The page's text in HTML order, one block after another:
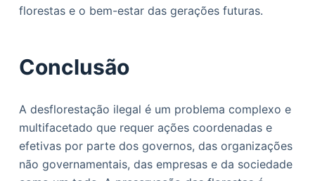
florestas e o bem-estar das gerações futuras.
Conclusão
A desflorestação ilegal é um problema complexo e
multifacetado que requer ações coordenadas e
efetivas por parte dos governos, das organizações
não governamentais, das empresas e da sociedade